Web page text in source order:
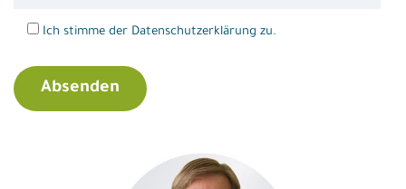
Ich stimme der Datenschutzerklärung zu.